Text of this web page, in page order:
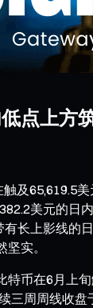
点上方
及65,619.5
美元的日
长上影线的
实。
特币在6月上
三周周线收盘